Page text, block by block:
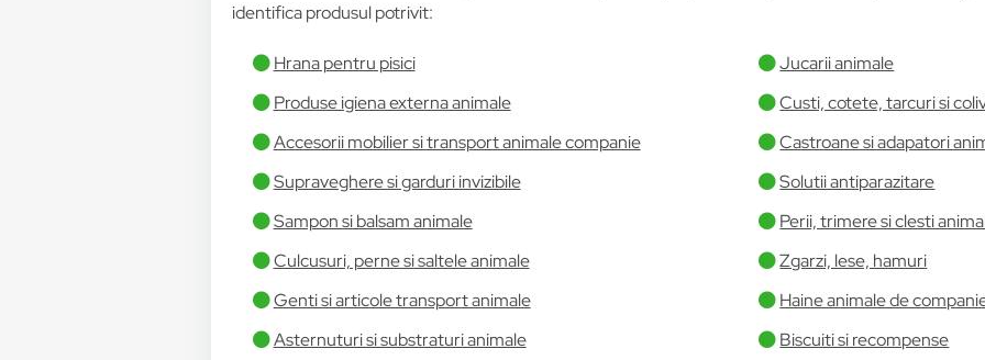
identifica produsul potrivit:
Hrana pentru pisici
Jucarii animale
Produse igiena externa animale
Custi, cotete, tarcuri si
Accesorii mobilier si transport animale companie
Castroane si adapatori
Supraveghere si garduri invizibile
Solutii antiparazitare
Sampon si balsam animale
Perii, trimere si clesti
Culcusuri, perne si saltele animale
Zgarzi, lese, hamuri
Genti si articole transport animale
Haine animale de
Asternuturi si substraturi animale
Biscuiti si recompense